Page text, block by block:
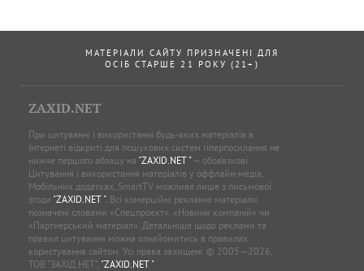
МАТЕРІАЛИ САЙТУ ПРИЗНАЧЕНІ ДЛЯ
ОСІБ СТАРШЕ 21 РОКУ (21+)
ZAXID.NET
При цитуванні і використанні будь-яких матеріалів в
Інтернеті відкриті для пошукових систем гіперпосилання не
нижче першого абзацу на "ZAXID.NET "— обов’язкові.
Цитування і використання матеріалів у оффлайн-медіа,
Мобільних додатках, SmartTV можливе лише з письмової
згоди "ZAXID.NET ". Всі комерційні рекламні матеріали
позначені словами «Спецпроєкт», «Новини компаній» чи
«Партнерський матеріал». Детальніше щодо реклами та
правил цитування можна ознайомитись в правилах
користування сайтом. Усі права захищені. © 2005—2026,
ТОВ “ЗАХІД.НЕТ”, "ZAXID.NET ".